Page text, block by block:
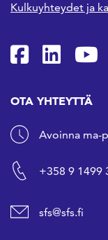
Kulkuyhteydet ja
SFSSFS
OTA YHTEYTTÄ
Avoinna ma-
+358 9 1499
sfs@sfs.fi